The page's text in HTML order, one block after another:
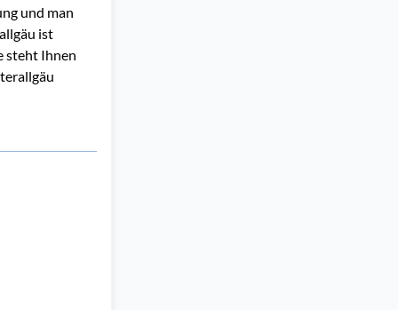
und man
ist
steht Ihnen